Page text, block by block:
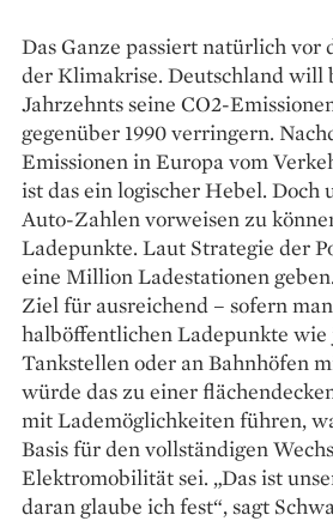
Das Ganze passiert natürlich
der Klimakrise. Deutschland will
Jahrzehnts seine CO2-
gegenüber 1990 verringern.
Emissionen in Europa vom
ist das ein logischer Hebel. Doch
Auto-Zahlen vorweisen zu
Ladepunkte. Laut Strategie der
eine Million Ladestationen
Ziel für ausreichend – sofern
halböffentlichen Ladepunkte wie
Tankstellen oder an Bahnhöfen
würde das zu einer
mit Lademöglichkeiten führen,
Basis für den vollständigen
Elektromobilität sei. „Das ist
daran glaube ich fest“, sagt